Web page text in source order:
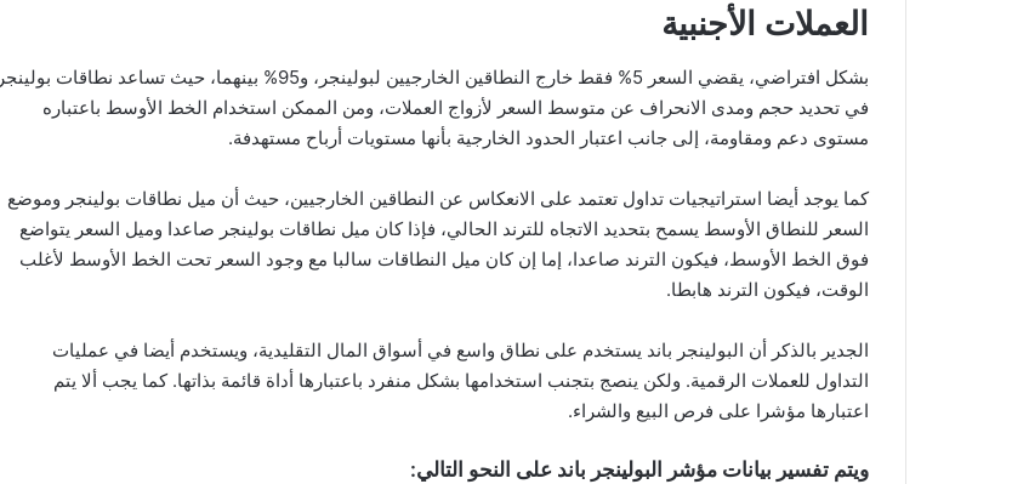
العملات الأجنبية
بشكل افتراضي، يقضي السعر 5% فقط خارج النطاقين الخارجيين لبولينجر، و95% بينهما، حيث تساعد نطاقات بولينجر
في تحديد حجم ومدى الانحراف عن متوسط السعر لأزواج العملات، ومن الممكن استخدام الخط الأوسط باعتباره
مستوى دعم ومقاومة، إلى جانب اعتبار الحدود الخارجية بأنها مستويات أرباح مستهدفة.
كما يوجد أيضا استراتيجيات تداول تعتمد على الانعكاس عن النطاقين الخارجيين، حيث أن ميل نطاقات بولينجر وموضع
السعر للنطاق الأوسط يسمح بتحديد الاتجاه للترند الحالي، فإذا كان ميل نطاقات بولينجر صاعدا وميل السعر يتواضع
فوق الخط الأوسط، فيكون الترند صاعدا، إما إن كان ميل النطاقات سالبا مع وجود السعر تحت الخط الأوسط لأغلب
الوقت، فيكون الترند هابطا.
الجدير بالذكر أن البولينجر باند يستخدم على نطاق واسع في أسواق المال التقليدية، ويستخدم أيضا في عمليات
التداول للعملات الرقمية. ولكن ينصج بتجنب استخدامها بشكل منفرد باعتبارها أداة قائمة بذاتها. كما يجب ألا يتم
اعتبارها مؤشرا على فرص البيع والشراء.
ويتم تفسير بيانات مؤشر البولينجر باند على النحو التالي: